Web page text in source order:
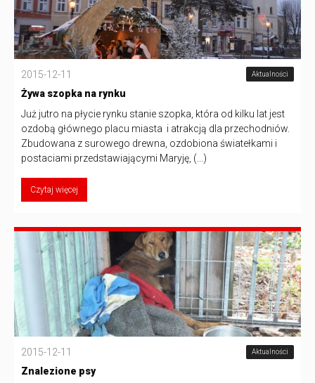
2015-12-11 Aktualności
Żywa szopka na rynku
Już jutro na płycie rynku stanie szopka, która od kilku lat jest
ozdobą głównego placu miasta i atrakcją dla przechodniów.
Zbudowana z surowego drewna, ozdobiona światełkami i
postaciami przedstawiającymi Maryję, (...)
Czytaj więcej
2015-12-11 Aktualności
Znalezione psy